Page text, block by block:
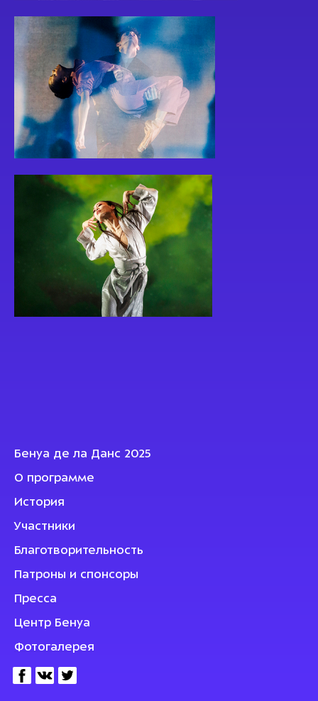
Бенуа де ла Данс 2025
О программе
История
Участники
Благотворительность
Патроны и спонсоры
Пресса
Центр Бенуа
Фотогалерея